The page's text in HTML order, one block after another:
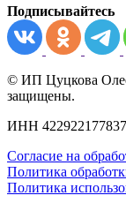
Подписывайтесь
© ИП Цуцкова
защищены.
ИНН
Согласие на
Политика
Политика